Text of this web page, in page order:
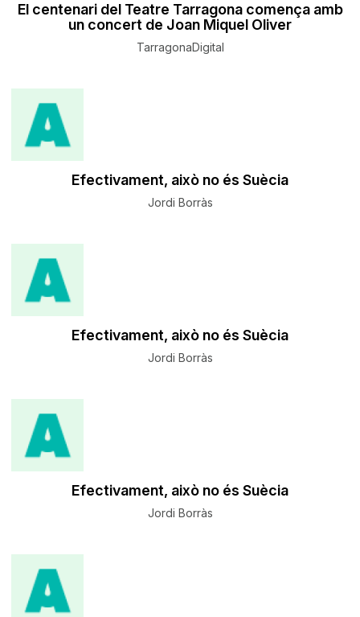
El centenari del Teatre Tarragona comença amb
un concert de Joan Miquel Oliver
TarragonaDigital
Efectivament, això no és Suècia
Jordi Borràs
Efectivament, això no és Suècia
Jordi Borràs
Efectivament, això no és Suècia
Jordi Borràs